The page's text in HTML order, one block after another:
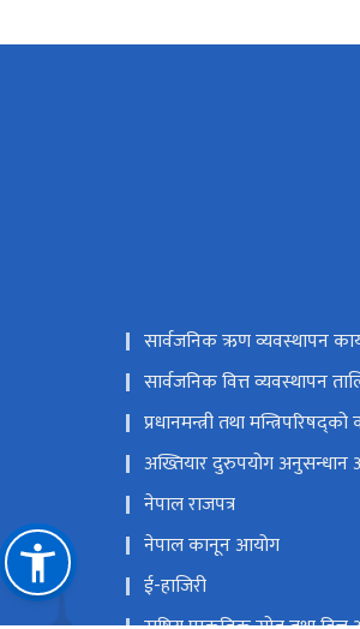
सार्वजनिक ऋण व्यवस्थापन
सार्वजनिक वित्त व्यवस्थापन
प्रधानमन्त्री तथा मन्त्रिपरिषद्को
अख्तियार दुरुपयोग अनुसन्धान
नेपाल राजपत्र
नेपाल कानून आयोग
ई-हाजिरी